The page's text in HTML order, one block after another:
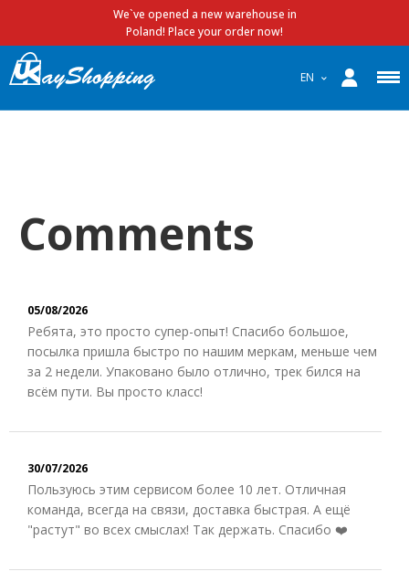
We`ve opened a new warehouse in
Poland! Place your order now!
EN
Comments
05/08/2026
Ребята, это просто супер-опыт! Спасибо большое,
посылка пришла быстро по нашим меркам, меньше чем
за 2 недели. Упаковано было отлично, трек бился на
всём пути. Вы просто класс!
30/07/2026
Пользуюсь этим сервисом более 10 лет. Отличная
команда, всегда на связи, доставка быстрая. А ещё
"растут" во всех смыслах! Так держать. Спасибо ❤️